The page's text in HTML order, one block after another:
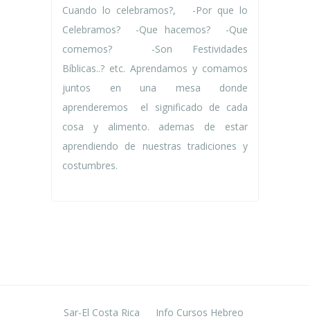
Cuando lo celebramos?, -Por que lo
Celebramos? -Que hacemos? -Que
comemos? -Son Festividades
Bíblicas..? etc. Aprendamos y comamos
juntos en una mesa donde
aprenderemos el significado de cada
cosa y alimento. ademas de estar
aprendiendo de nuestras tradiciones y
costumbres.
Sar-El Costa Rica
Info Cursos Hebreo